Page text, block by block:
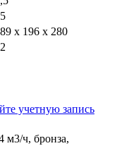
x 196 x 280
учетную запись
м3/ч, бронза,